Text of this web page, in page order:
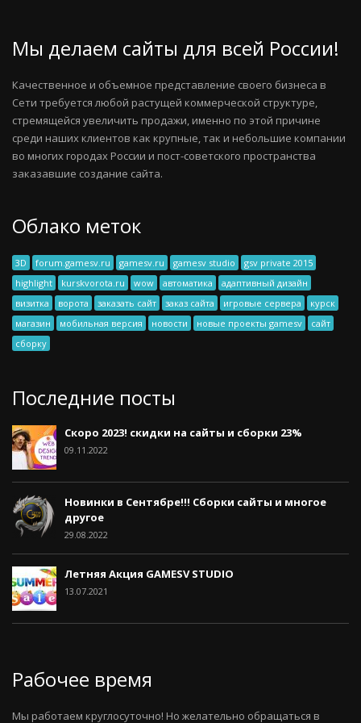
Мы делаем сайты для всей России!
Качественное и объемное представление своего бизнеса в
Сети требуется любой растущей коммерческой структуре,
стремящейся увеличить продажи, именно по этой причине
среди наших клиентов как крупные, так и небольшие компании
во многих городах России и пост-советского пространства
заказавшие создание сайта.
Облако меток
3D forum.gamesv.ru gamesv.ru gamesv studio
gsv private 2015
highlight
kurskvorota.ru wow автоматика
адаптивный дизайн
визитка
ворота заказать сайт заказ сайта игровые сервера
курск
магазин
мобильная версия новости новые проекты gamesv
сайт
сборку
Последние посты
Скоро 2023! скидки на сайты и сборки 23%
09.11.2022
Новинки в Сентябре!!! Сборки сайты и многое
другое
29.08.2022
Летняя Акция GAMESV STUDIO
13.07.2021
Рабочее время
Мы работаем круглосуточно! Но желательно обращаться в